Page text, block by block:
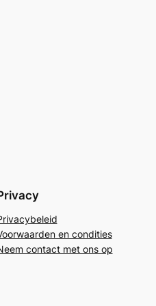
en condities
contact met ons op